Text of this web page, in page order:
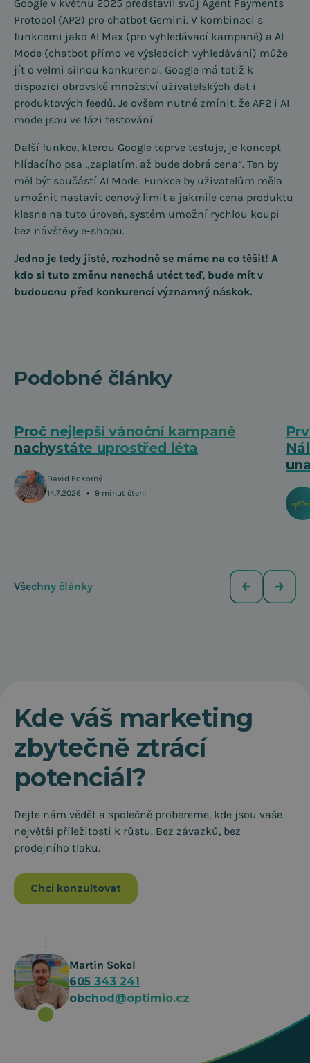
Google v květnu 2025 představil svůj Agent Payments
Protocol (AP2) pro chatbot Gemini. V kombinaci s
funkcemi jako AI Max (pro vyhledávací kampaně) a AI
Mode (chatbot přímo ve výsledcích vyhledávání) může
jít o velmi silnou konkurenci. Google má totiž k
dispozici obrovské množství uživatelských dat i
produktových feedů. Je ovšem nutné zmínit, že AP2 i AI
mode jsou ve fázi testování.
Další funkce, kterou Google teprve testuje, je koncept
hlídacího psa „zaplatím, až bude dobrá cena“. Ten by
měl být součástí AI Mode. Funkce by uživatelům měla
umožnit nastavit cenový limit a jakmile cena produktu
klesne na tuto úroveň, systém umožní rychlou koupi
bez návštěvy e-shopu.
Jedno je tedy jisté, rozhodně se máme na co těšit! A
kdo si tuto změnu nenechá utéct teď, bude mít v
budoucnu před konkurencí významný náskok.
Podobné články
Proč nejlepší vánoční kampaně
nachystáte uprostřed léta
David Pokorný
14.7.2026
• 9 minut čtení
Všechny články
Kde váš marketing
zbytečně ztrácí
potenciál?
Dejte nám vědět a společně probereme, kde jsou vaše
největší příležitosti k růstu. Bez závazků, bez
prodejního tlaku.
Chci konzultovat
Martin Sokol
605 343 241
obchod@optimio.cz